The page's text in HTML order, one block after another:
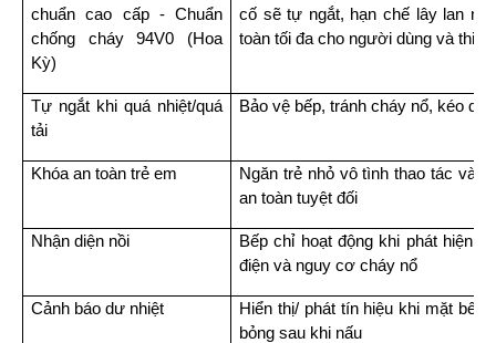
chuẩn cao cấp - Chuẩn
chống cháy 94V0 (Hoa
Kỳ)
cố sẽ tự ngắt, hạn chế lây lan
toàn tối đa cho người dùng và thiết
Tự ngắt khi quá nhiệt/quá
tải
Bảo vệ bếp, tránh cháy nổ, kéo dài
Khóa an toàn trẻ em
Ngăn trẻ nhỏ vô tình thao tác vào
an toàn tuyệt đối
Nhận diện nồi
Bếp chỉ hoạt động khi phát hiện
điện và nguy cơ cháy nổ
Cảnh báo dư nhiệt
Hiển thị/ phát tín hiệu khi mặt bếp
bỏng sau khi nấu